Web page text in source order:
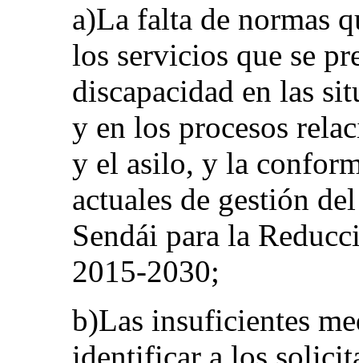
a)La falta de normas
los servicios que se
discapacidad en las
y en los procesos
y el asilo, y la
actuales de gestión
Sendái para la
2015-2030;
b)Las insuficientes